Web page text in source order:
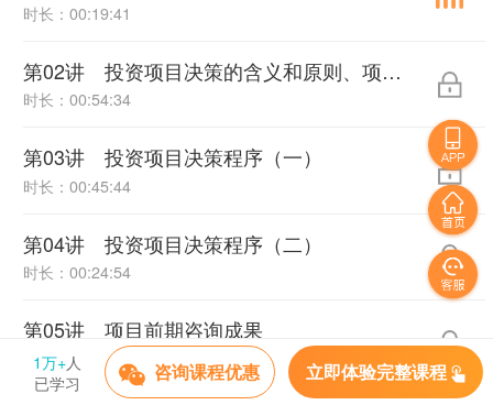
时长：00:19:41
第02讲 投资项目决策的含义和原则、项目决策责任
时长：00:54:34
第03讲 投资项目决策程序（一）
时长：00:45:44
第04讲 投资项目决策程序（二）
时长：00:24:54
第05讲 项目前期咨询成果
时长：01:02:45 购买即可观看完整课程
1万+人
已学习
咨询课程优惠 立即体验完整课程